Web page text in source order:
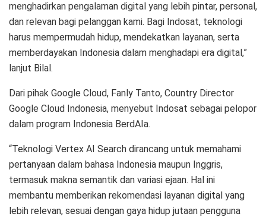
menghadirkan pengalaman digital yang lebih pintar, personal,
dan relevan bagi pelanggan kami. Bagi Indosat, teknologi
harus mempermudah hidup, mendekatkan layanan, serta
memberdayakan Indonesia dalam menghadapi era digital,”
lanjut Bilal.
Dari pihak Google Cloud, Fanly Tanto, Country Director
Google Cloud Indonesia, menyebut Indosat sebagai pelopor
dalam program Indonesia BerdAIa.
“Teknologi Vertex AI Search dirancang untuk memahami
pertanyaan dalam bahasa Indonesia maupun Inggris,
termasuk makna semantik dan variasi ejaan. Hal ini
membantu memberikan rekomendasi layanan digital yang
lebih relevan, sesuai dengan gaya hidup jutaan pengguna